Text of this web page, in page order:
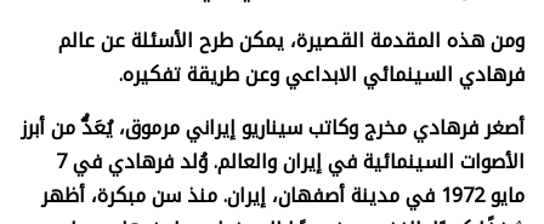
ومن هذه المقدمة القصيرة، يمكن طرح الأسئلة عن عالم
فرهادي السينمائي الابداعي وعن طريقة تفكيره.
أصغر فرهادي مخرج وكاتب سيناريو إيراني مرموق، يُعَدُّ من أبرز
الأصوات السينمائية في إيران والعالم. وُلد فرهادي في 7
مايو 1972 في مدينة أصفهان، إيران. منذ سن مبكرة، أظهر